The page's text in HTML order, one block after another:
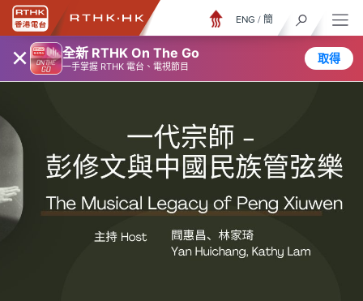
× 全新 RTHK On The Go
一手掌握 RTHK 電台、電視節目
取得
ENG / 簡